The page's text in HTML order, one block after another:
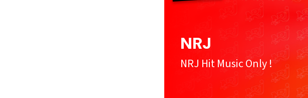
NRJ
NRJ Hit Music Only !